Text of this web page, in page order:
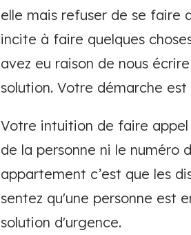
elle mais refuser de se faire
incite à faire quelques
avez eu raison de nous
solution. Votre démarche est
Votre intuition de faire appel
de la personne ni le numéro
appartement c’est que les
sentez qu'une personne est
solution d'urgence.